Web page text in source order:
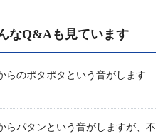
なQ&Aも見ています
らのポタポタという音がします
らパタンという音がしますが、不